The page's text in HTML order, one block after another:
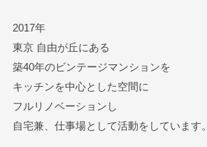
2017年
東京 自由が丘にある
築40年のビンテージマンションを
キッチンを中心とした空間に
フルリノベーションし
自宅兼、仕事場として活動をしています。